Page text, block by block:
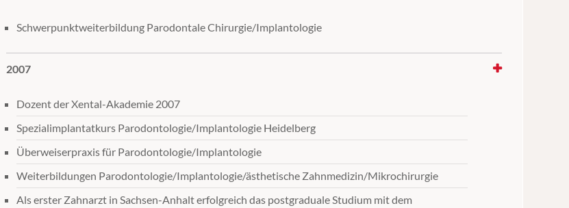
Schwerpunktweiterbildung Parodontale Chirurgie/Implantologie
2007
Dozent der Xental-Akademie 2007
Spezialimplantatkurs Parodontologie/Implantologie Heidelberg
Überweiserpraxis für Parodontologie/Implantologie
Weiterbildungen Parodontologie/Implantologie/ästhetische Zahnmedizin/Mikrochirurgie
Als erster Zahnarzt in Sachsen-Anhalt erfolgreich das postgraduale Studium mit dem